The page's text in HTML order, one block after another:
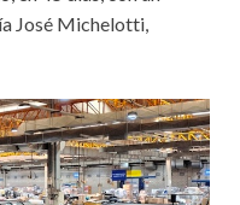
José Michelotti,